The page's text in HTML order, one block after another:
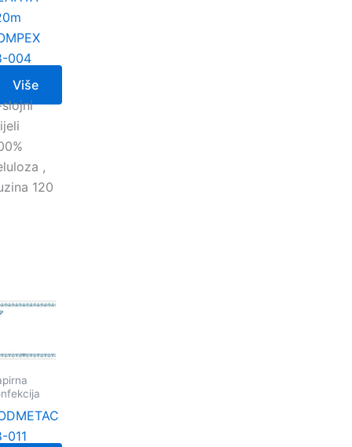
004
Više
,
120
011